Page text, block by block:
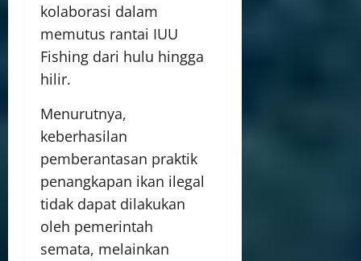
kolaborasi dalam
memutus rantai IUU
Fishing dari hulu hingga
hilir.
Menurutnya,
keberhasilan
pemberantasan praktik
penangkapan ikan ilegal
tidak dapat dilakukan
oleh pemerintah
semata, melainkan